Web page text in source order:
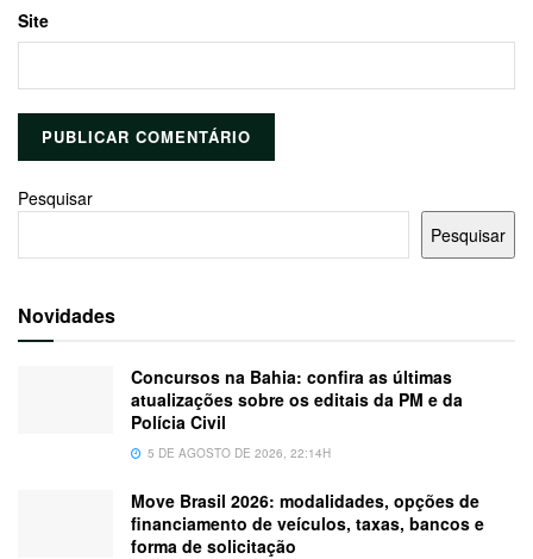
Site
Pesquisar
Pesquisar
Novidades
Concursos na Bahia: confira as últimas
atualizações sobre os editais da PM e da
Polícia Civil
5 DE AGOSTO DE 2026, 22:14H
Move Brasil 2026: modalidades, opções de
financiamento de veículos, taxas, bancos e
forma de solicitação